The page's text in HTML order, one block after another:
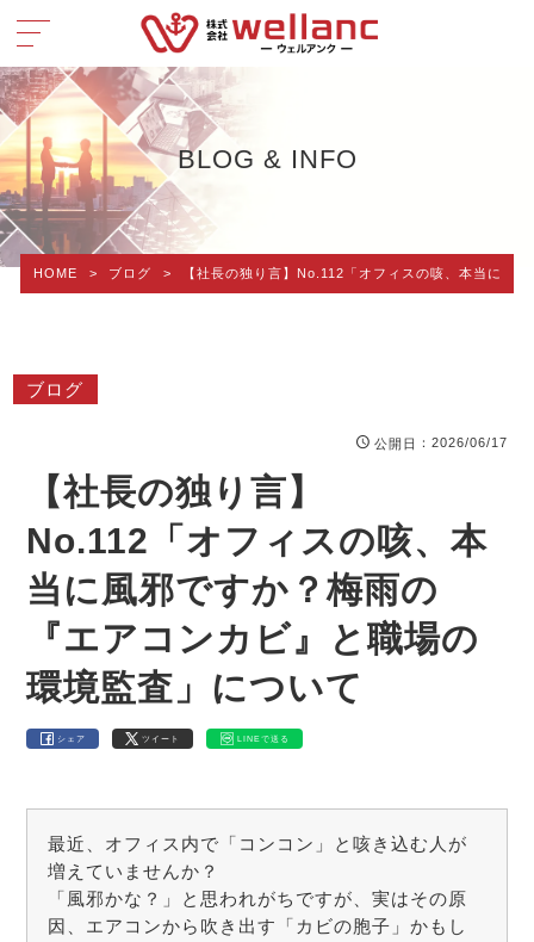
BLOG & INFO
HOME > ブログ > 【社長の独り言】No.112「オフィスの咳、本当に風
ブログ
公開日 ：2026/06/17
【社長の独り言】
No.112「オフィスの咳、本
当に風邪ですか？梅雨の
『エアコンカビ』と職場の
環境監査」について
シェア ツイート LINEで送る
最近、オフィス内で「コンコン」と咳き込む人が
増えていませんか？
「風邪かな？」と思われがちですが、実はその原
因、エアコンから吹き出す「カビの胞子」かもし